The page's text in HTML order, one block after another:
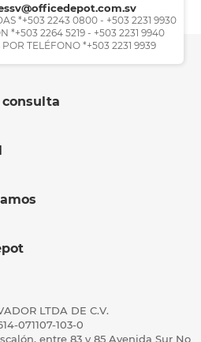
*+503 2243 0800 - +503 2231 9930
*+503 2264 5219 - +503 2231 9940
POR TELÉFONO *+503 2231 9939
LTDA DE C.V.
071107-103-0
entre 83 y 85 Avenida Sur No